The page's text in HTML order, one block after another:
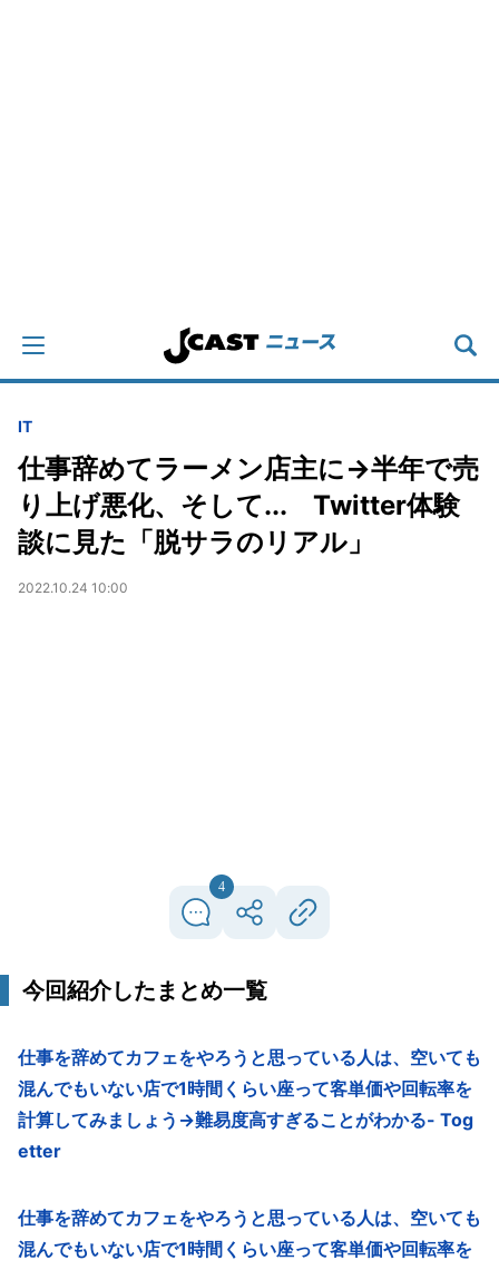
IT
仕事辞めてラーメン店主に→半年で売
り上げ悪化、そして... Twitter体験
談に見た「脱サラのリアル」
2022.10.24 10:00
4
今回紹介したまとめ一覧
仕事を辞めてカフェをやろうと思っている人は、空いても
混んでもいない店で1時間くらい座って客単価や回転率を
計算してみましょう→難易度高すぎることがわかる- Tog
etter
仕事を辞めてカフェをやろうと思っている人は、空いても
混んでもいない店で1時間くらい座って客単価や回転率を